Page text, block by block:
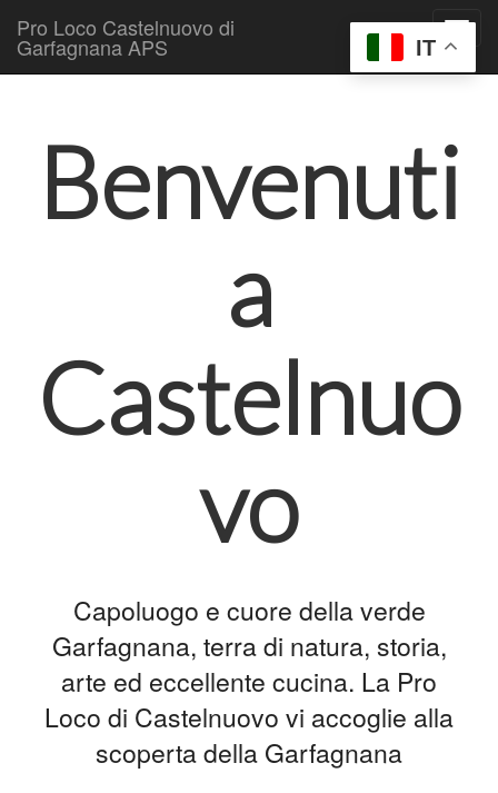
Pro Loco Castelnuovo di
Garfagnana APS
Benvenuti
a
Castelnuo
vo
Capoluogo e cuore della verde
Garfagnana, terra di natura, storia,
arte ed eccellente cucina. La Pro
Loco di Castelnuovo vi accoglie alla
scoperta della Garfagnana
IT